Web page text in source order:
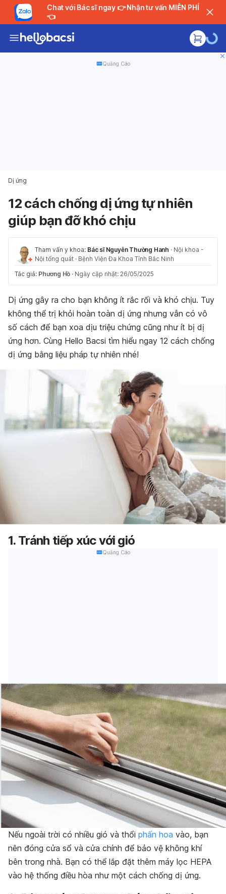
Chat với Bác sĩ ngay 👉 Nhận tư vấn MIỄN PHÍ
👈
Quảng Cáo
Dị ứng
12 cách chống dị ứng tự nhiên
giúp bạn đỡ khó chịu
Tham vấn y khoa: Bác sĩ Nguyễn Thường Hanh · Nội khoa -
Nội tổng quát · Bệnh Viện Đa Khoa Tỉnh Bắc Ninh
Tác giả: Phương Hồ · Ngày cập nhật: 26/05/2025
Dị ứng gây ra cho bạn không ít rắc rối và khó chịu. Tuy
không thể trị khỏi hoàn toàn dị ứng nhưng vẫn có vô
số cách để bạn xoa dịu triệu chứng cũng như ít bị dị
ứng hơn. Cùng Hello Bacsi tìm hiểu ngay 12 cách chống
dị ứng bằng liệu pháp tự nhiên nhé!
1. Tránh tiếp xúc với gió
Quảng Cáo
Nếu ngoài trời có nhiều gió và thổi phấn hoa vào, bạn
nên đóng cửa sổ và cửa chính để bảo vệ không khí
bên trong nhà. Bạn có thể lắp đặt thêm máy lọc HEPA
vào hệ thống điều hòa như một cách chống dị ứng.